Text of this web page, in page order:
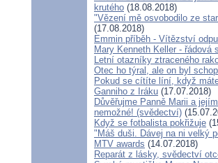
krutého (18.08.2018)
"Vězení mě osvobodilo ze
(17.08.2018)
Emmin příběh - Vítězství
Mary Kenneth Keller - řádová
Letní otazníky ztraceného
Otec ho týral, ale on byl
Pokud se cítíte líní, když
Ganniho z Iráku (17.07.2018)
Důvěřujme Panně Marii a
nemožné! (svědectví)
Když se fotbalista pokřižuje
"Máš duši. Dávej na ni velký
MTV awards (14.07.2018)
Reparát z lásky, svědectví